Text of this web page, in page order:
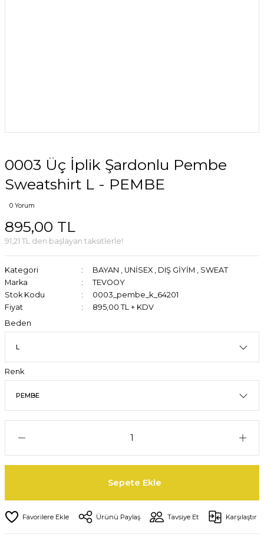
0003 Üç İplik Şardonlu Pembe
Sweatshirt L - PEMBE
0 Yorum
895,00 TL
91,21 TL den başlayan taksitlerle!
Kategori BAYAN , UNİSEX , DIŞ GİYİM , SWEAT
Marka
TEVOOY
Stok Kodu
0003_pembe_k_64201
Fiyat
895,00 TL + KDV
Beden
Renk
Sepete Ekle
Ürünü Paylaş Tavsiye Et Karşılaştır